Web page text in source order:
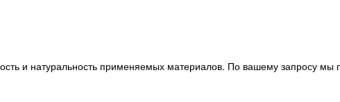
и натуральность применяемых материалов. По вашему запросу мы